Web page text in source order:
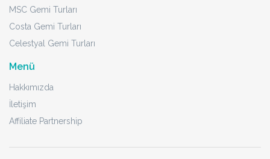
MSC Gemi Turları
Costa Gemi Turları
Celestyal Gemi Turları
Menü
Hakkımızda
İletişim
Affiliate Partnership